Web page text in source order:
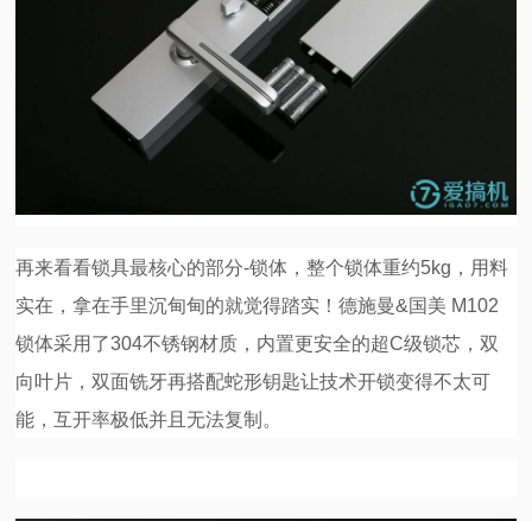
再来看看锁具最核心的部分-锁体，整个锁体重约5kg，用料
实在，拿在手里沉甸甸的就觉得踏实！德施曼&国美 M102
锁体采用了304不锈钢材质，内置更安全的超C级锁芯，双
向叶片，双面铣牙再搭配蛇形钥匙让技术开锁变得不太可
能，互开率极低并且无法复制。